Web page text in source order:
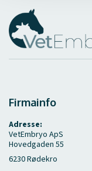
Firmainfo
Adresse:
VetEmbryo ApS
Hovedgaden 55
6230 Rødekro